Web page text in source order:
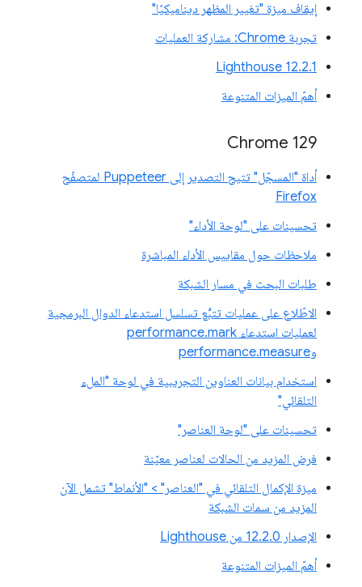
إيقاف ميزة "تغيير المظهر ديناميكيًا"
تجربة Chrome: مشاركة العمليات
‫Lighthouse 12.2.1
أهمّ الميزات المتنوعة
Chrome 129
أداة "المسجّل" تتيح التصدير إلى Puppeteer لمتصفّح
Firefox
تحسينات على "لوحة الأداء"
ملاحظات حول مقاييس الأداء المباشرة
طلبات البحث في مسار الشبكة
الاطّلاع على عمليات تتبُّع تسلسل استدعاء الدوال البرمجية
لعمليات استدعاء performance.mark
وperformance.measure
استخدام بيانات العناوين التجريبية في لوحة "الملء
التلقائي"
تحسينات على "لوحة العناصر"
فرض المزيد من الحالات لعناصر معيّنة
ميزة الإكمال التلقائي في "العناصر" > "الأنماط" تشمل الآن
المزيد من سمات الشبكة
الإصدار 12.2.0 من Lighthouse
أهمّ الميزات المتنوعة